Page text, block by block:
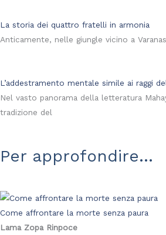
La storia dei quattro fratelli in armonia
Anticamente, nelle giungle vicino a
L’addestramento mentale simile ai raggi
Nel vasto panorama della letteratura
tradizione del
Per approfondire...
Come affrontare la morte senza paura
Lama Zopa Rinpoce